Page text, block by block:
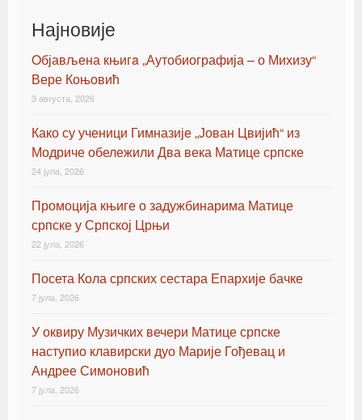
Најновије
Oбјављена књигa „Аутобиографија – о Михизу“
Вере Коњовић
3 августа, 2026
Како су ученици Гимназије „Јован Цвијић“ из
Модриче обележили Два века Матице српске
24 јула, 2026
Промоција књиге о задужбинарима Матице
српске у Српској Црњи
22 јула, 2026
Посета Кола српских сестара Епархије бачке
7 јула, 2026
У оквиру Музичких вечери Матице српске
наступио клавирски дуо Марије Гођевац и
Андрее Симоновић
7 јула, 2026